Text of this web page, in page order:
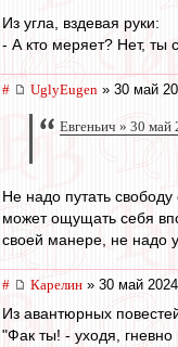
Из угла, вздевая руки:
- А кто меряет? Нет, ты
# UglyEugen » 30 май
Евгеньич » 30 май
Не надо путать
может ощущать себя
своей манере, не надо
# Карелин » 30 май
Из авантюрных
"Фак ты! - уходя,